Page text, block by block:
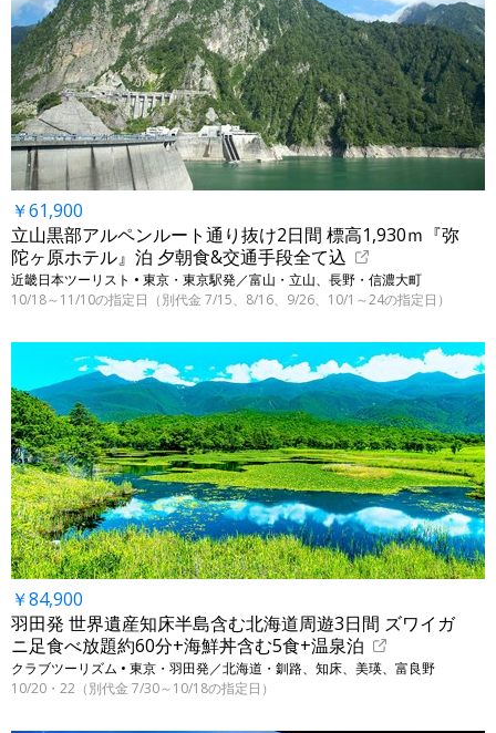
￥61,900
立山黒部アルペンルート通り抜け2日間 標高1,930ｍ『弥
陀ヶ原ホテル』泊 夕朝食&交通手段全て込
近畿日本ツーリスト • 東京・東京駅発／富山・立山、長野・信濃大町
10/18～11/10の指定日（別代金 7/15、8/16、9/26、10/1～24の指定日）
￥84,900
羽田発 世界遺産知床半島含む北海道周遊3日間 ズワイガ
ニ足食べ放題約60分+海鮮丼含む5食+温泉泊
クラブツーリズム • 東京・羽田発／北海道・釧路、知床、美瑛、富良野
10/20・22（別代金 7/30～10/18の指定日）